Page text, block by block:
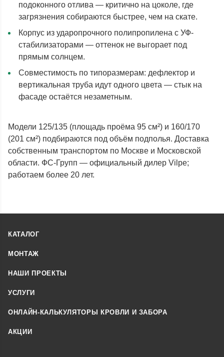
подоконного отлива — критично на цоколе, где
загрязнения собираются быстрее, чем на скате.
Корпус из ударопрочного полипропилена с УФ-
стабилизаторами — оттенок не выгорает под
прямым солнцем.
Совместимость по типоразмерам: дефлектор и
вертикальная труба идут одного цвета — стык на
фасаде остаётся незаметным.
Модели 125/135 (площадь проёма 95 см²) и 160/170
(201 см²) подбираются под объём подполья. Доставка
собственным транспортом по Москве и Московской
области. ФС-Групп — официальный дилер Vilpe;
работаем более 20 лет.
КАТАЛОГ
МОНТАЖ
НАШИ ПРОЕКТЫ
УСЛУГИ
ОНЛАЙН-КАЛЬКУЛЯТОРЫ КРОВЛИ И ЗАБОРА
АКЦИИ